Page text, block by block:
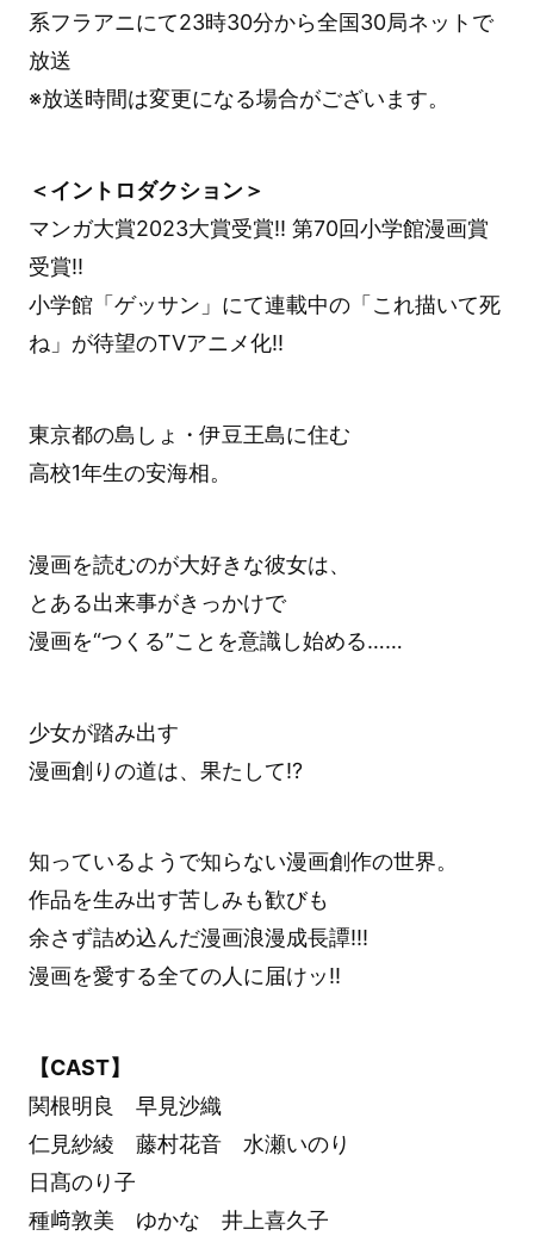
系フラアニにて23時30分から全国30局ネットで
放送
※放送時間は変更になる場合がございます。
＜イントロダクション＞
マンガ大賞2023大賞受賞!! 第70回小学館漫画賞
受賞!!
小学館「ゲッサン」にて連載中の「これ描いて死
ね」が待望のTVアニメ化‼︎
東京都の島しょ・伊豆王島に住む
高校1年生の安海相。
漫画を読むのが大好きな彼女は、
とある出来事がきっかけで
漫画を“つくる”ことを意識し始める……
少女が踏み出す
漫画創りの道は、果たして!?
知っているようで知らない漫画創作の世界。
作品を生み出す苦しみも歓びも
余さず詰め込んだ漫画浪漫成長譚!!!
漫画を愛する全ての人に届けッ‼︎
【CAST】
関根明良 早見沙織
仁見紗綾 藤村花音 水瀬いのり
日髙のり子
種﨑敦美 ゆかな 井上喜久子